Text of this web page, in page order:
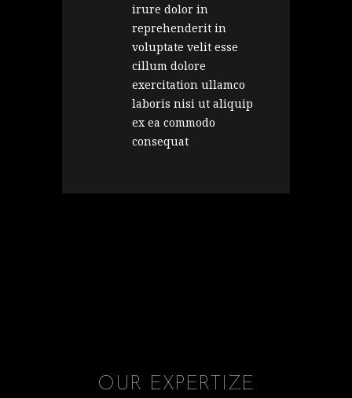
irure dolor in
reprehenderit in
voluptate velit esse
cillum dolore
exercitation ullamco
laboris nisi ut aliquip
ex ea commodo
consequat
OUR EXPERTIZE